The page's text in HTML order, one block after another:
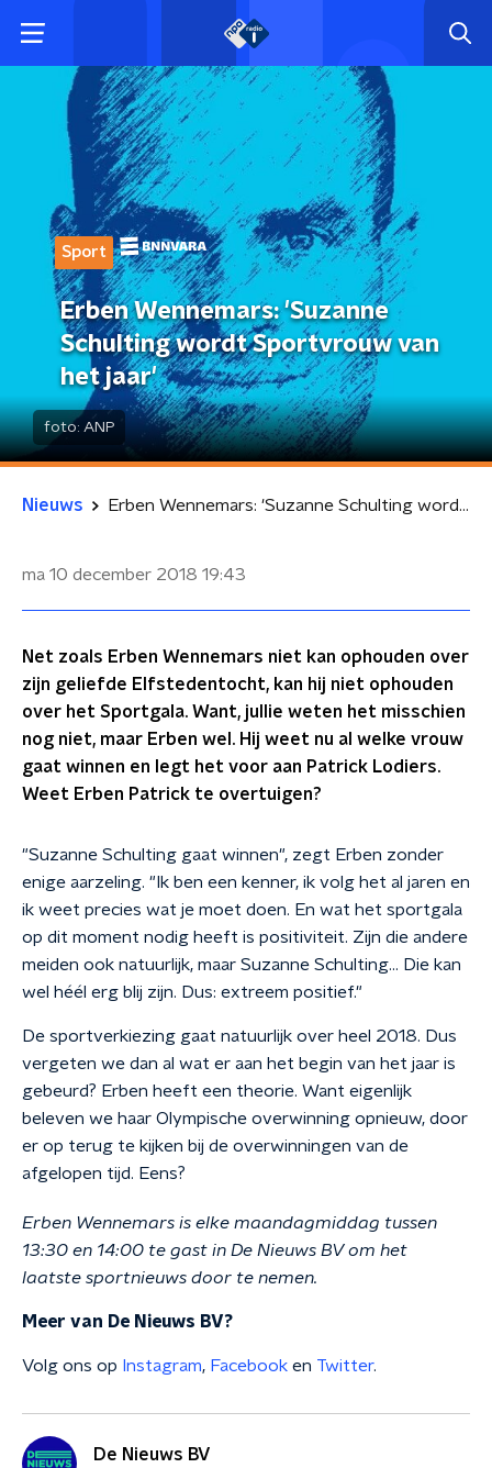
Sport
Erben Wennemars: 'Suzanne
Schulting wordt Sportvrouw van
het jaar'
foto: ANP
Nieuws Erben Wennemars: 'Suzanne Schulting wordt Sportvrouw van het jaar'
ma 10 december 2018 19:43
Net zoals Erben Wennemars niet kan ophouden over
zijn geliefde Elfstedentocht, kan hij niet ophouden
over het Sportgala. Want, jullie weten het misschien
nog niet, maar Erben wel. Hij weet nu al welke vrouw
gaat winnen en legt het voor aan Patrick Lodiers.
Weet Erben Patrick te overtuigen?
"Suzanne Schulting gaat winnen", zegt Erben zonder
enige aarzeling. "Ik ben een kenner, ik volg het al jaren en
ik weet precies wat je moet doen. En wat het sportgala
op dit moment nodig heeft is positiviteit. Zijn die andere
meiden ook natuurlijk, maar Suzanne Schulting... Die kan
wel héél erg blij zijn. Dus: extreem positief."
De sportverkiezing gaat natuurlijk over heel 2018. Dus
vergeten we dan al wat er aan het begin van het jaar is
gebeurd? Erben heeft een theorie. Want eigenlijk
beleven we haar Olympische overwinning opnieuw, door
er op terug te kijken bij de overwinningen van de
afgelopen tijd. Eens?
Erben Wennemars is elke maandagmiddag tussen
13:30 en 14:00 te gast in De Nieuws BV om het
laatste sportnieuws door te nemen.
Meer van De Nieuws BV?
Volg ons op Instagram, Facebook en Twitter.
De Nieuws BV